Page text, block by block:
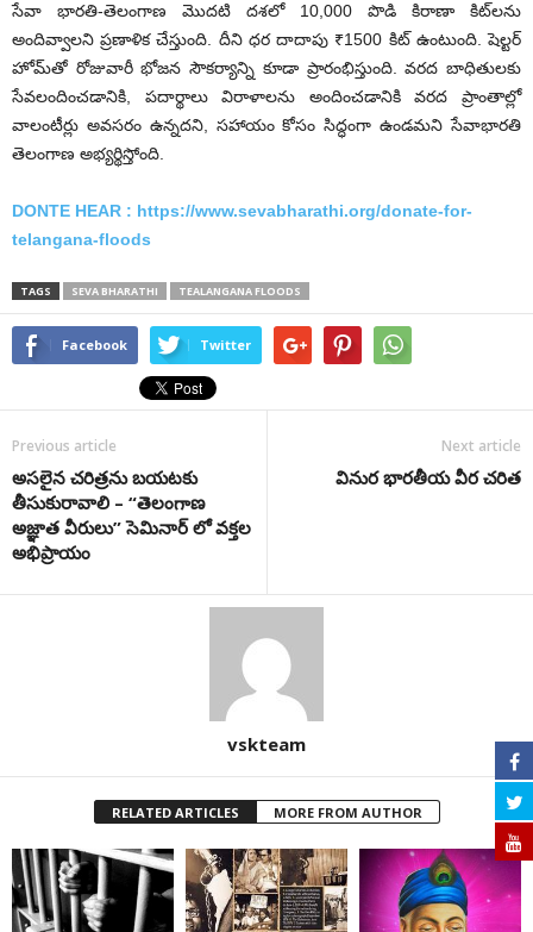
సేవా భారతి-తెలంగాణ మొదటి దశలో 10,000 పొడి కిరాణా కిట్‌లను
అందివ్వాల‌ని ప్ర‌ణాళిక చేస్తుంది. దీని ధర దాదాపు ₹1500 కిట్ ఉంటుంది. షెల్టర్
హోమ్‌తో రోజువారీ భోజన సౌకర్యాన్ని కూడా ప్రారంభిస్తుంది. వ‌ర‌ద బాధితుల‌కు
సేవ‌లందించ‌డానికి, పదార్థాలు విరాళాలను అందించడానికి వ‌ర‌ద ప్రాంతాల్లో
వాలంటీర్లు అవసరం ఉన్న‌ద‌ని, సహాయం కోసం సిద్ధంగా ఉండమని సేవాభార‌తి
తెలంగాణ అభ్యర్థిస్తోంది.
DONTE HEAR : https://www.sevabharathi.org/donate-for-
telangana-floods
TAGS SEVA BHARATHI TEALANGANA FLOODS
Facebook Twitter
Previous article
అస‌లైన చ‌రిత్ర‌ను బ‌య‌ట‌కు
తీసుకురావాలి – “తెలంగాణ
అజ్ఞాత వీరులు” సెమినార్ లో వ‌క్త‌ల
అభిప్రాయం
Next article
వినుర భారతీయ వీర చరిత
vskteam
RELATED ARTICLES MORE FROM AUTHOR